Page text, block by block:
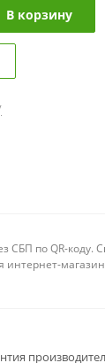
В корзину
СБП по QR-коду.
интернет-